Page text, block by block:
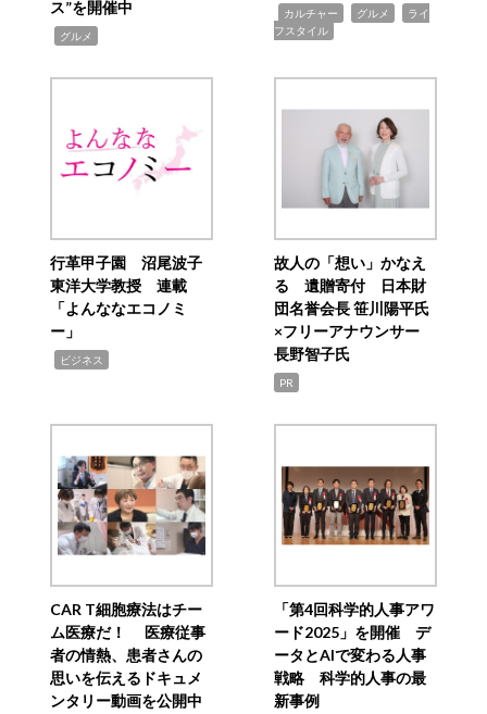
ス”を開催中
グルメ
カルチャー グルメ
ライ
フスタイル
行革甲子園 沼尾波子
東洋大学教授 連載
「よんななエコノミ
ー」
ビジネス
故人の「想い」かなえ
る 遺贈寄付 日本財
団名誉会長 笹川陽平氏
×フリーアナウンサー
長野智子氏
PR
CAR T細胞療法はチー
ム医療だ！ 医療従事
者の情熱、患者さんの
思いを伝えるドキュメ
ンタリー動画を公開中
「第4回科学的人事アワ
ード2025」を開催 デ
ータとAIで変わる人事
戦略 科学的人事の最
新事例